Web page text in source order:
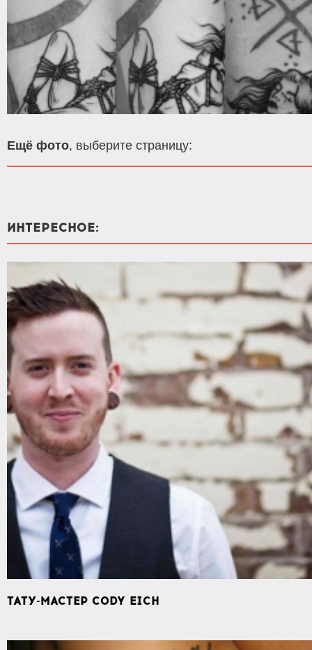
Ещё фото, выберите страницу:
ИНТЕРЕСНОЕ:
ТАТУ-МАСТЕР CODY EICH